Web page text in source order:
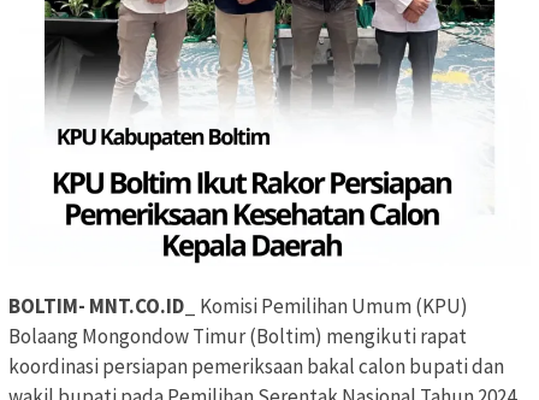
BOLTIM- MNT.CO.ID_
Komisi Pemilihan Umum (KPU)
Bolaang Mongondow Timur (Boltim) mengikuti rapat
koordinasi persiapan pemeriksaan bakal calon bupati dan